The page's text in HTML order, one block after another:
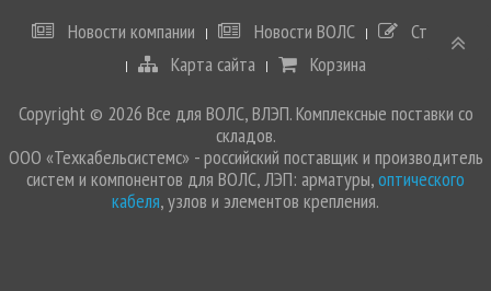
Новости компании Новости ВОЛС
Статьи
Карта сайта
Корзина
Copyright © 2026 Все для ВОЛС, ВЛЭП. Комплексные поставки со
складов.
ООО «Техкабельсистемс» - российский поставщик и производитель
систем и компонентов для ВОЛС, ЛЭП: арматуры,оптического
кабеля, узлов и элементов крепления.